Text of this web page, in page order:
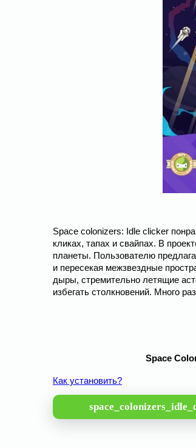
Space colonizers: Idle clicker
кликах, тапах и свайпах. В
планеты. Пользователю
и пересекая межзвездные
дыры, стремительно летящие
избегать столкновений. Много
Space
Как установить?